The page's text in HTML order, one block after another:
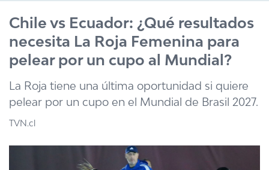
CASTING MASTERCHEF CHILE
CASTING TVN VERTICAL
TVN VERTICAL
TVN PLAY
Chile vs Ecuador: ¿Qué resultados
necesita La Roja Femenina para
pelear por un cupo al Mundial?
La Roja tiene una última oportunidad si quiere
pelear por un cupo en el Mundial de Brasil 2027.
TVN.cl